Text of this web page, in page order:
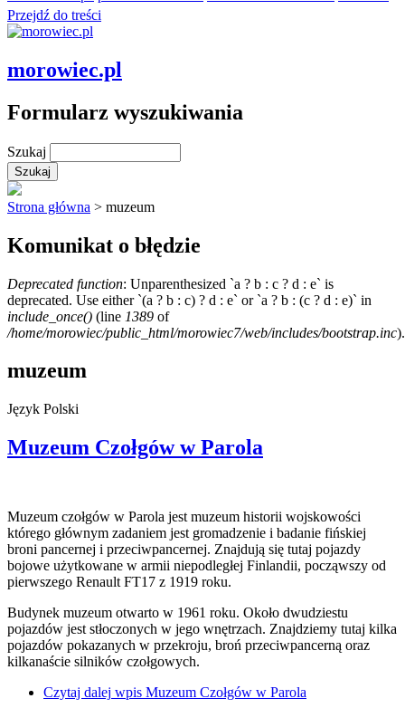
Przejdź do treści
morowiec.pl
Formularz wyszukiwania
Szukaj
Strona główna > muzeum
Komunikat o błędzie
Deprecated function: Unparenthesized `a ? b : c ? d : e` is
deprecated. Use either `(a ? b : c) ? d : e` or `a ? b : (c ? d : e)` in
include_once() (line 1389 of
/home/morowiec/public_html/morowiec7/web/includes/bootstrap.inc).
muzeum
Język Polski
Muzeum Czołgów w Parola
Muzeum czołgów w Parola jest muzeum historii wojskowości
którego głównym zadaniem jest gromadzenie i badanie fińskiej
broni pancernej i przeciwpancernej. Znajdują się tutaj pojazdy
bojowe użytkowane w armii niepodległej Finlandii, począwszy od
pierwszego Renault FT17 z 1919 roku.
Budynek muzeum otwarto w 1961 roku. Około dwudziestu
pojazdów jest stłoczonych w jego wnętrzach. Znajdziemy tutaj kilka
pojazdów pokazanych w przekroju, broń przeciwpancerną oraz
kilkanaście silników czołgowych.
Czytaj dalej wpis Muzeum Czołgów w Parola